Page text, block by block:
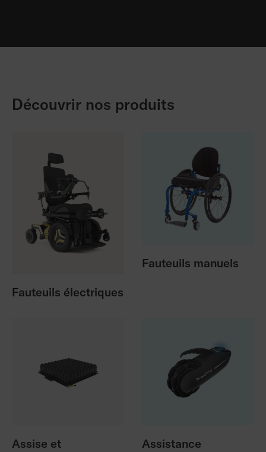
Découvrir nos produits
Fauteuils électriques
Fauteuils manuels
Assise et
Assistance